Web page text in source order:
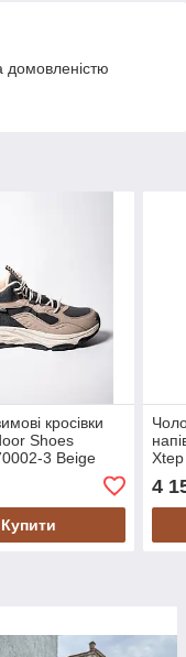
домовленістю
кросівки
Shoes
3 Beige
Купити
4